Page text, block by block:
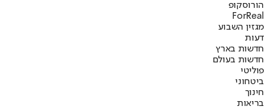
הורוסקופ
ForReal
מגזין השבוע
דעות
חדשות בארץ
חדשות בעולם
פוליטי
ביטחוני
חינוך
בריאות